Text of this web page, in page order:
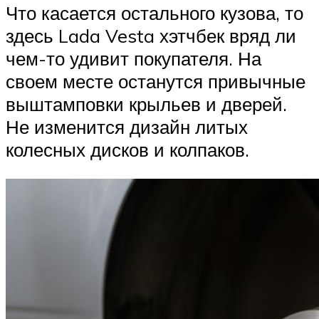
Что касается остального кузова, то
здесь Lada Vesta хэтчбек вряд ли
чем-то удивит покупателя. На
своем месте останутся привычные
выштамповки крыльев и дверей.
Не изменится дизайн литых
колесных дисков и колпаков.